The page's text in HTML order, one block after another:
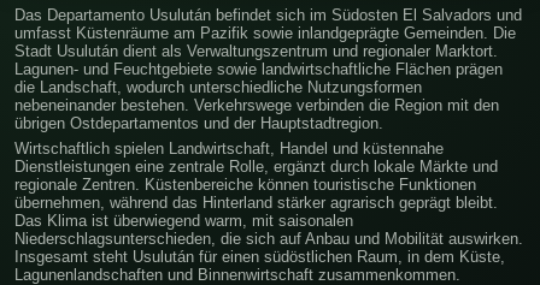
Das Departamento Usulután befindet sich im Südosten El Salvadors und
umfasst Küstenräume am Pazifik sowie inlandgeprägte Gemeinden. Die
Stadt Usulután dient als Verwaltungszentrum und regionaler Marktort.
Lagunen- und Feuchtgebiete sowie landwirtschaftliche Flächen prägen
die Landschaft, wodurch unterschiedliche Nutzungsformen
nebeneinander bestehen. Verkehrswege verbinden die Region mit den
übrigen Ostdepartamentos und der Hauptstadtregion.
Wirtschaftlich spielen Landwirtschaft, Handel und küstennahe
Dienstleistungen eine zentrale Rolle, ergänzt durch lokale Märkte und
regionale Zentren. Küstenbereiche können touristische Funktionen
übernehmen, während das Hinterland stärker agrarisch geprägt bleibt.
Das Klima ist überwiegend warm, mit saisonalen
Niederschlagsunterschieden, die sich auf Anbau und Mobilität auswirken.
Insgesamt steht Usulután für einen südöstlichen Raum, in dem Küste,
Lagunenlandschaften und Binnenwirtschaft zusammenkommen.